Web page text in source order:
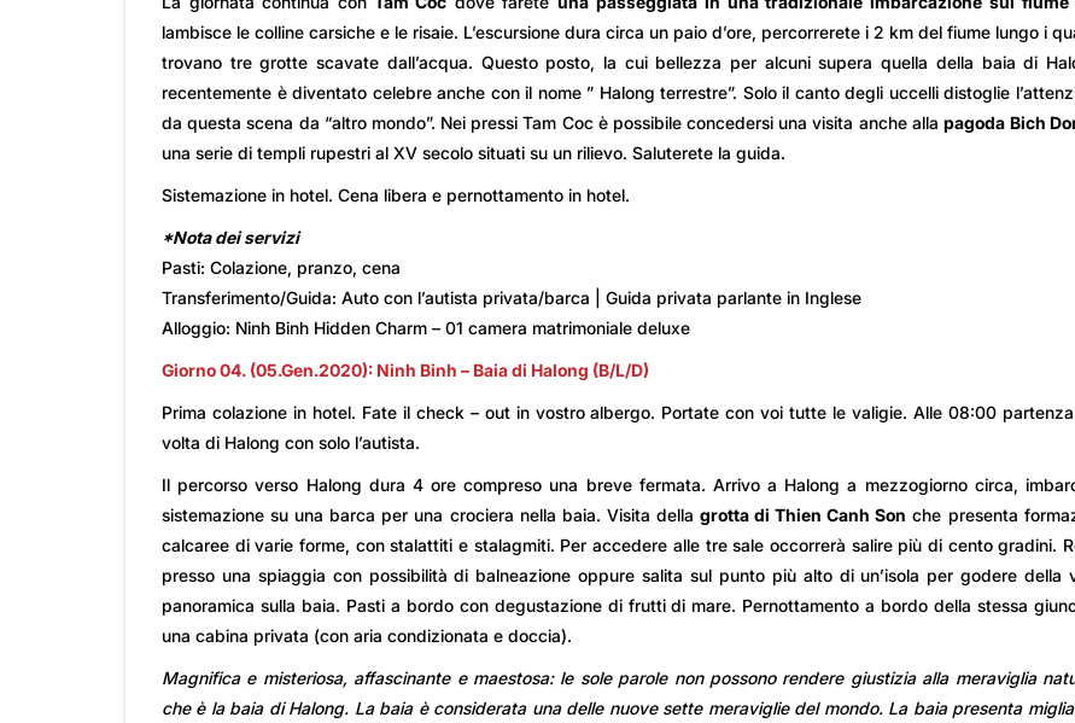
lambisce le colline carsiche e le risaie. L’escursione dura circa un paio d’ore, percorrerete i 2 km del fiume lungo i
trovano tre grotte scavate dall’acqua. Questo posto, la cui bellezza per alcuni supera quella della baia di
recentemente è diventato celebre anche con il nome ” Halong terrestre”. Solo il canto degli uccelli distoglie
da questa scena da “altro mondo”. Nei pressi Tam Coc è possibile concedersi una visita anche alla pagoda Bich
una serie di templi rupestri al XV secolo situati su un rilievo. Saluterete la guida.
Sistemazione in hotel. Cena libera e pernottamento in hotel.
*Nota dei servizi
Pasti: Colazione, pranzo, cena
Transferimento/Guida: Auto con l’autista privata/barca | Guida privata parlante in Inglese
Alloggio: Ninh Binh Hidden Charm – 01 camera matrimoniale deluxe
Giorno 04. (05.Gen.2020): Ninh Binh – Baia di Halong (B/L/D)
Prima colazione in hotel. Fate il check – out in vostro albergo. Portate con voi tutte le valigie. Alle 08:00
volta di Halong con solo l’autista.
Il percorso verso Halong dura 4 ore compreso una breve fermata. Arrivo a Halong a mezzogiorno circa,
sistemazione su una barca per una crociera nella baia. Visita della grotta di Thien Canh Son che presenta
calcaree di varie forme, con stalattiti e stalagmiti. Per accedere alle tre sale occorrerà salire più di cento gradini.
presso una spiaggia con possibilità di balneazione oppure salita sul punto più alto di un’isola per godere della
panoramica sulla baia. Pasti a bordo con degustazione di frutti di mare. Pernottamento a bordo della stessa
una cabina privata (con aria condizionata e doccia).
Magnifica e misteriosa, affascinante e maestosa: le sole parole non possono rendere giustizia alla meraviglia
che è la baia di Halong. La baia è considerata una delle nuove sette meraviglie del mondo. La baia presenta